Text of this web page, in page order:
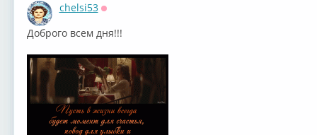
chelsi53
Доброго всем дня!!!